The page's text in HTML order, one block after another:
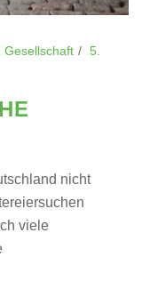
Gesellschaft
5.
nicht
viele